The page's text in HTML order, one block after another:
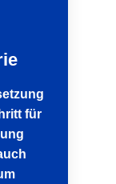
für